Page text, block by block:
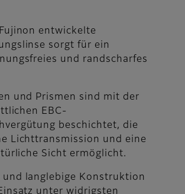
entwickelte
sorgt für ein
und randscharfes
und Prismen sind mit der
EBC-
beschichtet, die
Lichttransmission und eine
Sicht ermöglicht.
und langlebige Konstruktion
unter widrigsten